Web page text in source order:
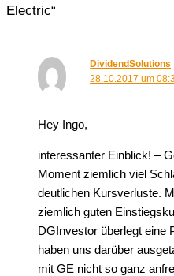
Electric“
DividendSolutions
28.10.2017 um
Hey Ingo,
interessanter Einblick! –
Moment ziemlich viel
deutlichen Kursverluste.
ziemlich guten
DGInvestor überlegt eine
haben uns darüber
mit GE nicht so ganz